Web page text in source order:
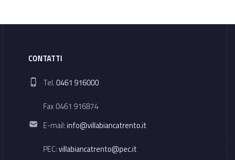
CONTATTI
Phone number:
Tel.0461 916000
Fax 0461 916874
Email address:
E-mail:info@villabiancatrento.it
PEC:villabiancatrento@pec.it